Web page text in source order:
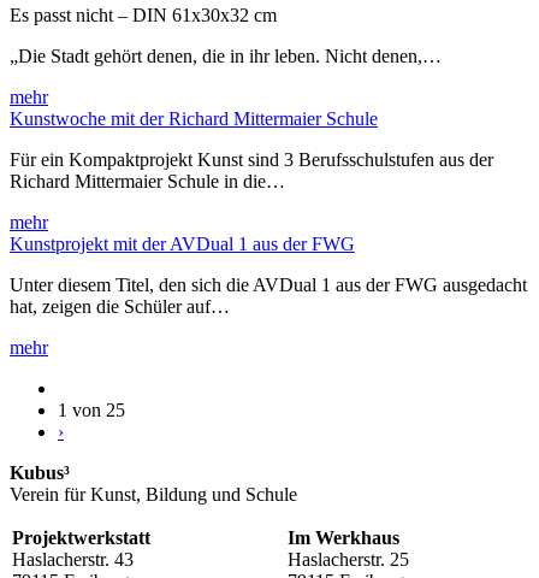
Es passt nicht – DIN 61x30x32 cm
„Die Stadt gehört denen, die in ihr leben. Nicht denen,…
mehr
Kunstwoche mit der Richard Mittermaier Schule
Für ein Kompaktprojekt Kunst sind 3 Berufsschulstufen aus der
Richard Mittermaier Schule in die…
mehr
Kunstprojekt mit der AVDual 1 aus der FWG
Unter diesem Titel, den sich die AVDual 1 aus der FWG ausgedacht
hat, zeigen die Schüler auf…
mehr
1 von 25
›
Kubus³
Verein für Kunst, Bildung und Schule
Projektwerkstatt
Haslacherstr. 43
Im Werkhaus
Haslacherstr. 25